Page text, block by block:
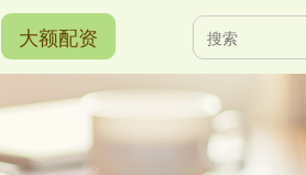
大额配资